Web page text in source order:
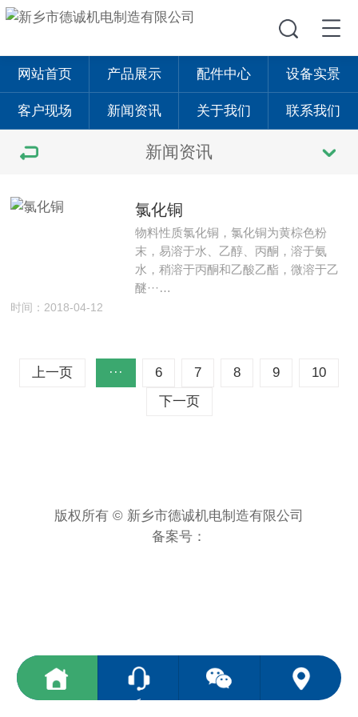
网站首页 产品展示 配件中心 设备实景
客户现场 新闻资讯 关于我们 联系我们
新闻资讯
氯化铜
物料性质氯化铜，氯化铜为黄棕色粉
末，易溶于水、乙醇、丙酮，溶于氨
水，稍溶于丙酮和乙酸乙酯，微溶于乙
醚···…
时间：2018-04-12
上一页 ··· 6 7 8 9
10
下一页
版权所有 © 新乡市德诚机电制造有限公司
备案号：
<